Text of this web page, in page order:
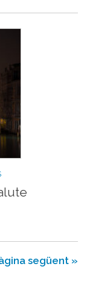
següent »